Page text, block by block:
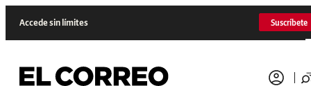
Accede sin límites Suscríbete